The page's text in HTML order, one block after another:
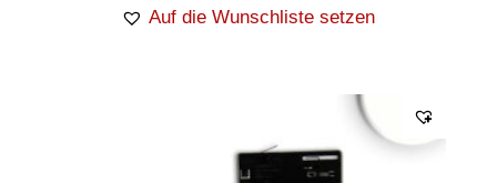
Auf die Wunschliste setzen